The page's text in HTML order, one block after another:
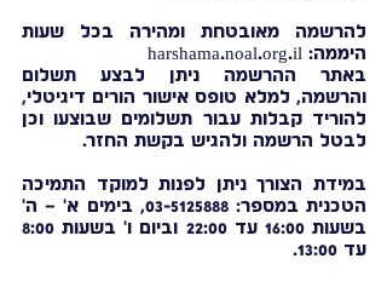
להרשמה מאובטחת ומהירה בכל שעות
היממה: harshama.noal.org.il
באתר ההרשמה ניתן לבצע תשלום
והרשמה, למלא טופס אישור הורים דיגיטלי,
להוריד קבלות עבור תשלומים שבוצעו וכן
לבטל הרשמה ולהגיש בקשת החזר.
במידת הצורך ניתן לפנות למוקד התמיכה
הטכנית במספר:03-5125888, בימים א' – ה'
בשעות 16:00 עד 22:00 וביום ו' בשעות 8:00
עד 13:00.